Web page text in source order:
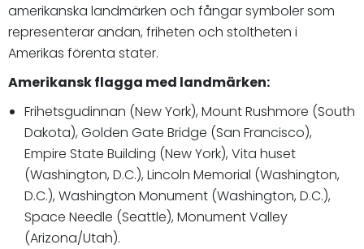
amerikanska landmärken och fångar symboler som
representerar andan, friheten och stoltheten i
Amerikas förenta stater.
Amerikansk flagga med landmärken:
Frihetsgudinnan (New York), Mount Rushmore (South
Dakota), Golden Gate Bridge (San Francisco),
Empire State Building (New York), Vita huset
(Washington, D.C.), Lincoln Memorial (Washington,
D.C.), Washington Monument (Washington, D.C.),
Space Needle (Seattle), Monument Valley
(Arizona/Utah).